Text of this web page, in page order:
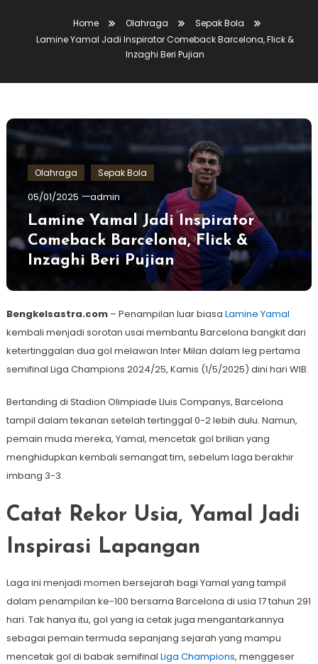
Home Olahraga
Sepak Bola
Lamine Yamal Jadi Inspirator Comeback Barcelona, Flick &
Inzaghi Beri Pujian
Olahraga Sepak Bola
05/01/2025 admin
Lamine Yamal Jadi Inspirator
Comeback Barcelona, Flick &
Inzaghi Beri Pujian
Bengkelsastra.com– Penampilan luar biasa Lamine Yamal
kembali menjadi sorotan usai membantu Barcelona bangkit dari
ketertinggalan dua gol melawan Inter Milan dalam leg pertama
semifinal Liga Champions 2024/25, Kamis (1/5/2025) dini hari WIB.
Bertanding di Stadion Olimpiade Lluis Companys, Barcelona
tampil dalam tekanan setelah tertinggal 0-2 lebih dulu. Namun,
pemain muda mereka, Yamal, mencetak gol brilian yang
menghidupkan kembali semangat tim, sebelum laga berakhir
imbang 3-3.
Catat Rekor Usia, Yamal Jadi
Inspirasi Lapangan
Laga ini menjadi momen bersejarah bagi Yamal yang tampil
dalam penampilan ke-100 bersama Barcelona di usia 17 tahun 291
hari. Tak hanya itu, gol yang ia cetak juga mengantarkannya
sebagai pemain termuda sepanjang sejarah yang mampu
mencetak gol di babak semifinal Liga Champions, menggeser